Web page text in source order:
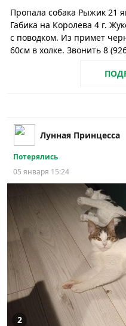
Пропала собака Рыжик 21
Габика на Королева 4 г.
с поводком. Из примет
60см в холке. Звонить 8
Лунная Принцесса
Потерялись
05 января 15:24
2